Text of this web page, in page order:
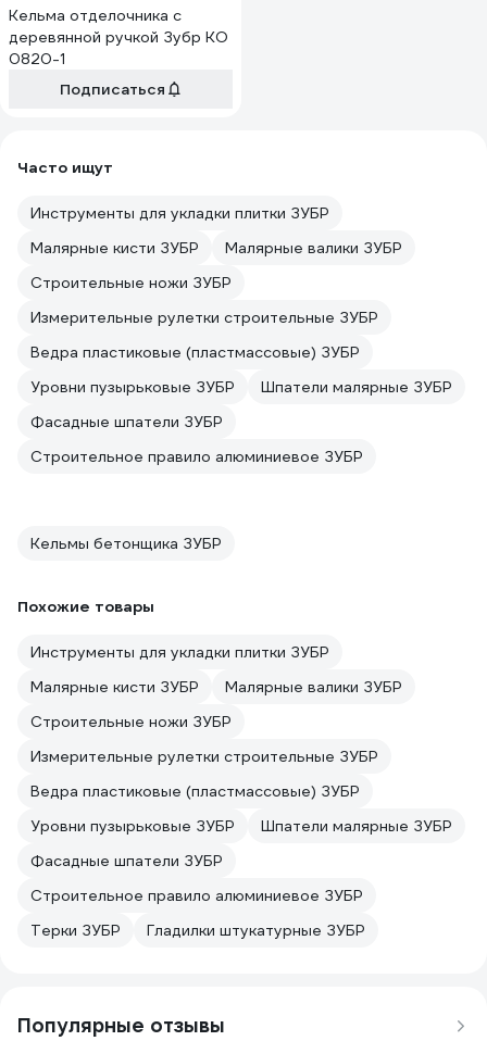
Кельма отделочника с
деревянной ручкой Зубр КО
0820-1
Подписаться
Часто ищут
Инструменты для укладки плитки ЗУБР
Малярные кисти ЗУБР
Малярные валики ЗУБР
Строительные ножи ЗУБР
Измерительные рулетки строительные ЗУБР
Ведра пластиковые (пластмассовые) ЗУБР
Уровни пузырьковые ЗУБР
Шпатели малярные ЗУБР
Фасадные шпатели ЗУБР
Строительное правило алюминиевое ЗУБР
Кельмы бетонщика ЗУБР
Похожие товары
Инструменты для укладки плитки ЗУБР
Малярные кисти ЗУБР
Малярные валики ЗУБР
Строительные ножи ЗУБР
Измерительные рулетки строительные ЗУБР
Ведра пластиковые (пластмассовые) ЗУБР
Уровни пузырьковые ЗУБР
Шпатели малярные ЗУБР
Фасадные шпатели ЗУБР
Строительное правило алюминиевое ЗУБР
Терки ЗУБР
Гладилки штукатурные ЗУБР
Популярные отзывы